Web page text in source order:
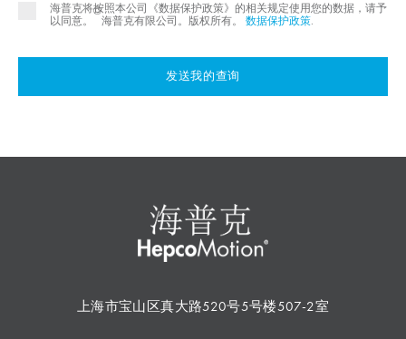
海普克将按照本公司《数据保护政策》的相关规定使用您的数据，请予
以同意。
©
海普克有限公司。版权所有。 数据保护政策
发送我的查询
上海市宝山区真大路520号5号楼507-2室